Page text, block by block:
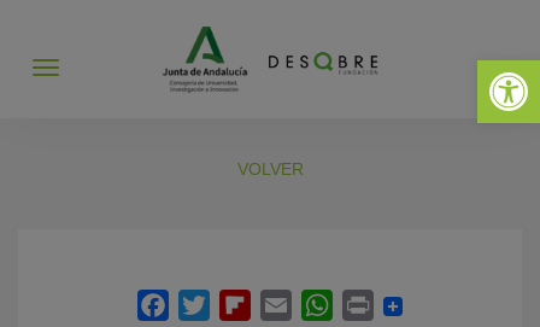
Abrir
Abrir
VOLVER